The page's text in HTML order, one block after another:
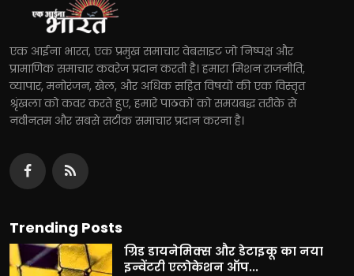
एक आईना भारत, एक प्रमुख समाचार वेबसाइट जो निष्पक्ष और
प्रामाणिक समाचार कवरेज प्रदान करती है। हमारा मिशन राजनीति,
व्यापार, मनोरंजन, खेल, और अधिक सहित विषयों की एक विस्तृत
श्रृंखला को कवर करते हुए, हमारे पाठकों को समयबद्ध तरीके से
नवीनतम और सबसे सटीक समाचार प्रदान करना है।
Trending Posts
ग्रिड डायनेमिक्स और डेटाइकू का नया
इन्वेंटरी एलोकेशन ऑप...